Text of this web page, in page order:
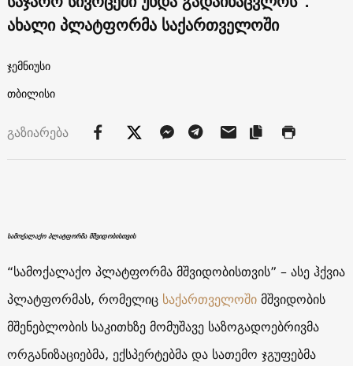
ახალი პლატფორმა საქართველოში
ჯემნიუსი
თბილისი
გაზიარება
სამოქალაქო პლატფორმა მშვიდობისთვის
“სამოქალაქო პლატფორმა მშვიდობისთვის” – ასე ჰქვია
პლატფორმას, რომელიც საქართველოშიმშვიდობის
მშენებლობის საკითხზე მომუშავე საზოგადოებრივმა
ორგანიზაციებმა, ექსპერტებმა და სათემო ჯგუფებმა